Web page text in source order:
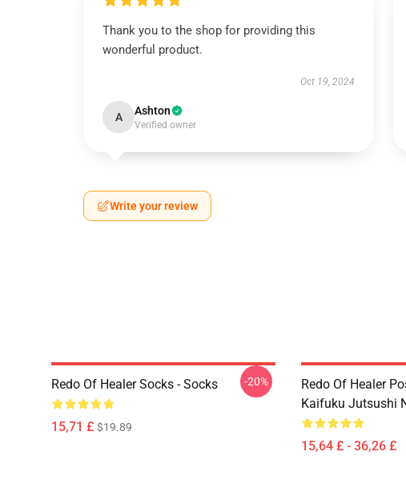
Thank you to the shop for providing this
wonderful product.
Oct 19, 2024
A Ashton
Verified owner
Write your review
Redo Of Healer Socks - Socks
15,71 £ $19.89
-20%
Redo Of Healer
Kaifuku Jutsushi
15,64 £ - 36,26 £